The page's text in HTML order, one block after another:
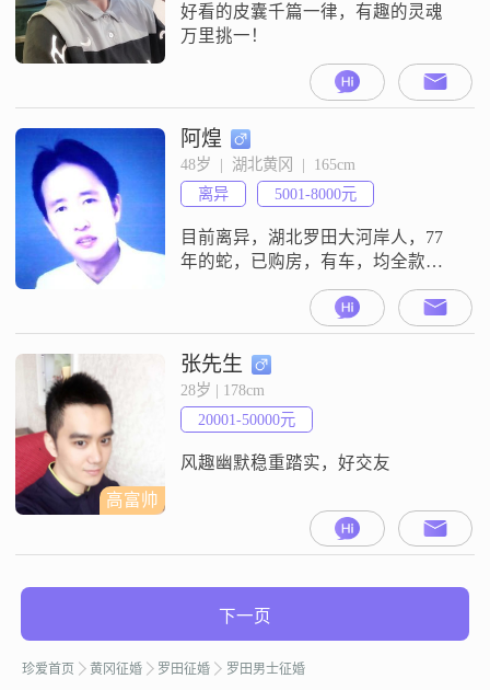
好看的皮囊千篇一律，有趣的灵魂
万里挑一！
阿煌
48岁  |  湖北黄冈  |  165cm
离异
5001-8000元
目前离异，湖北罗田大河岸人，77
年的蛇，已购房，有车，均全款购
买，无负担，14岁儿子随我生活。
真诚寻找一位居家过日子的女士平
淡生活。不诚勿扰。本人不是高级
会员，发不了邮件，见谅。
高富帅
张先生
28岁 | 178cm
20001-50000元
风趣幽默稳重踏实，好交友
下一页
珍爱首页 黄冈征婚 罗田征婚 罗田男士征婚